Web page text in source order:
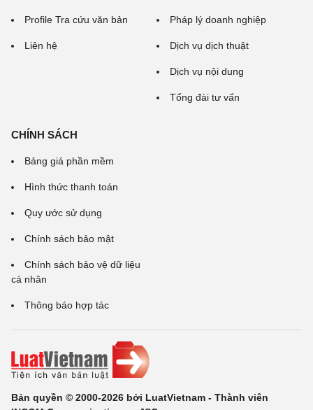
Profile Tra cứu văn bản
Liên hệ
Pháp lý doanh nghiệp
Dịch vụ dịch thuật
Dịch vụ nội dung
Tổng đài tư vấn
CHÍNH SÁCH
Bảng giá phần mềm
Hình thức thanh toán
Quy ước sử dụng
Chính sách bảo mật
Chính sách bảo vệ dữ liệu
cá nhân
Thông báo hợp tác
Bản quyền © 2000-2026 bởi LuatVietnam - Thành viên